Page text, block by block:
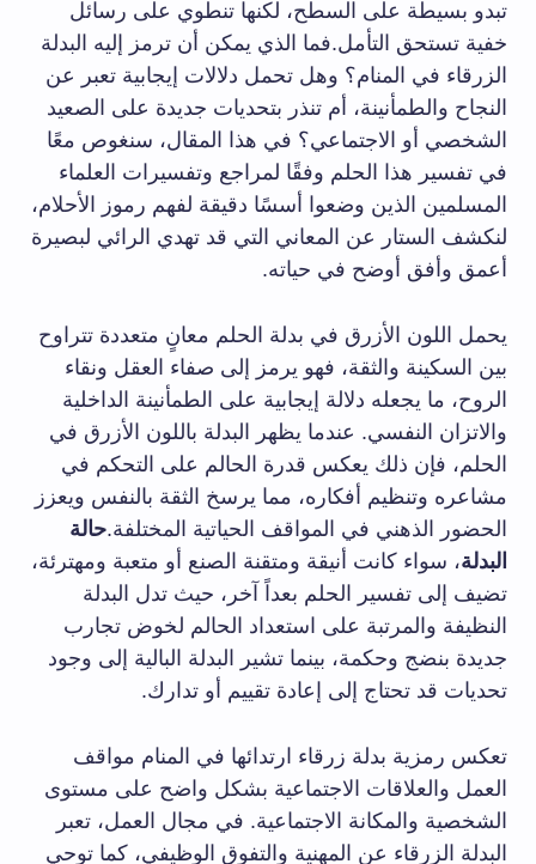
تبدو بسيطة على السطح، لكنها تنطوي على رسائل
خفية تستحق التأمل.فما الذي يمكن أن ترمز إليه البدلة
الزرقاء في المنام؟ وهل تحمل دلالات إيجابية تعبر عن
النجاح والطمأنينة، أم تنذر بتحديات جديدة على الصعيد
الشخصي أو الاجتماعي؟ في هذا المقال، سنغوص معًا
في تفسير هذا الحلم وفقًا لمراجع وتفسيرات العلماء
المسلمين الذين وضعوا أسسًا دقيقة لفهم رموز الأحلام،
لنكشف الستار عن المعاني التي قد تهدي الرائي لبصيرة
أعمق وأفق أوضح في حياته.
يحمل اللون الأزرق في بدلة الحلم معانٍ متعددة تتراوح
بين السكينة والثقة، فهو يرمز إلى صفاء العقل ونقاء
الروح، ما يجعله دلالة إيجابية على الطمأنينة الداخلية
والاتزان النفسي. عندما يظهر البدلة باللون الأزرق في
الحلم، فإن ذلك يعكس قدرة الحالم على التحكم في
مشاعره وتنظيم أفكاره، مما يرسخ الثقة بالنفس ويعزز
الحضور الذهني في المواقف الحياتية المختلفة.حالة
البدلة، سواء كانت أنيقة ومتقنة الصنع أو متعبة ومهترئة،
تضيف إلى تفسير الحلم بعداً آخر، حيث تدل البدلة
النظيفة والمرتبة على استعداد الحالم لخوض تجارب
جديدة بنضج وحكمة، بينما تشير البدلة البالية إلى وجود
تحديات قد تحتاج إلى إعادة تقييم أو تدارك.
تعكس رمزية بدلة زرقاء ارتدائها في المنام مواقف
العمل والعلاقات الاجتماعية بشكل واضح على مستوى
الشخصية والمكانة الاجتماعية. في مجال العمل، تعبر
البدلة الزرقاء عن المهنية والتفوق الوظيفي، كما توحي